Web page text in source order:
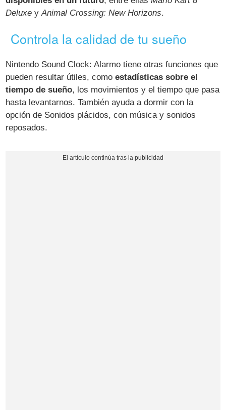
Deluxe yAnimal Crossing: New Horizons.
Controla la calidad de tu sueño
Nintendo Sound Clock: Alarmo tiene otras funciones que
pueden resultar útiles, comoestadísticas sobre el
tiempo de sueño, los movimientos y el tiempo que pasa
hasta levantarnos. También ayuda a dormir con la
opción de Sonidos plácidos, con música y sonidos
reposados.